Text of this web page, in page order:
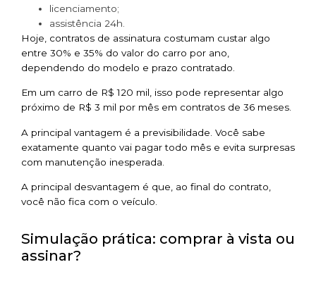
licenciamento;
assistência 24h.
Hoje, contratos de assinatura costumam custar algo
entre 30% e 35% do valor do carro por ano,
dependendo do modelo e prazo contratado.
Em um carro de R$ 120 mil, isso pode representar algo
próximo de R$ 3 mil por mês em contratos de 36 meses.
A principal vantagem é a previsibilidade. Você sabe
exatamente quanto vai pagar todo mês e evita surpresas
com manutenção inesperada.
A principal desvantagem é que, ao final do contrato,
você não fica com o veículo.
Simulação prática: comprar à vista ou
assinar?